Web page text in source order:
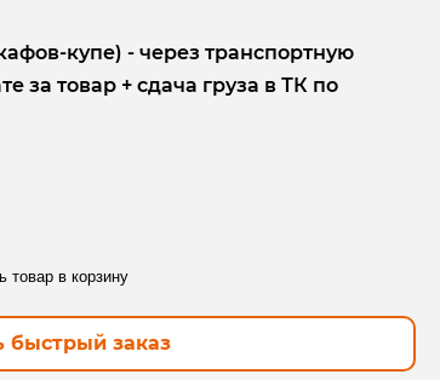
купе) - через транспортную
за товар + сдача груза в ТК по
товар в корзину
быстрый заказ